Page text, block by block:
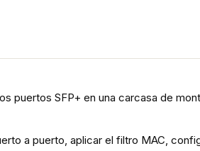
puertos SFP+ en una carcasa de
a puerto, aplicar el filtro MAC,